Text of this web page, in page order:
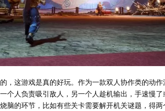
，这游戏是真的好玩。作为一款双人协作类的动
个人负责吸引敌人，另一个人趁机输出，手速慢
脑的环节，比如有些关卡需要解开机关谜题，得